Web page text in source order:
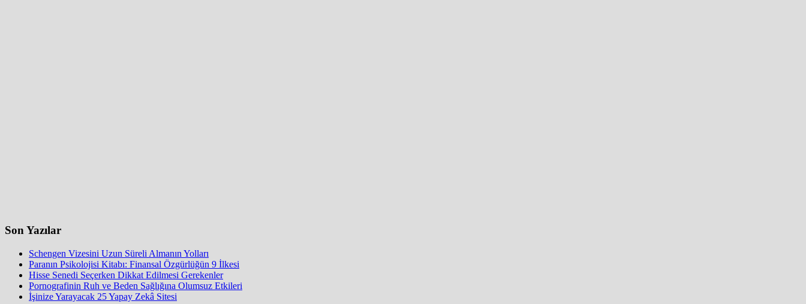
Son Yazılar
Schengen Vizesini Uzun Süreli Almanın Yolları
Paranın Psikolojisi Kitabı: Finansal Özgürlüğün 9 İlkesi
Hisse Senedi Seçerken Dikkat Edilmesi Gerekenler
Pornografinin Ruh ve Beden Sağlığına Olumsuz Etkileri
İşinize Yarayacak 25 Yapay Zekâ Sitesi